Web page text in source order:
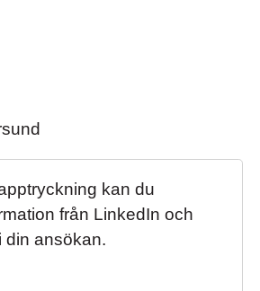
kan du
från LinkedIn och
din ansökan.